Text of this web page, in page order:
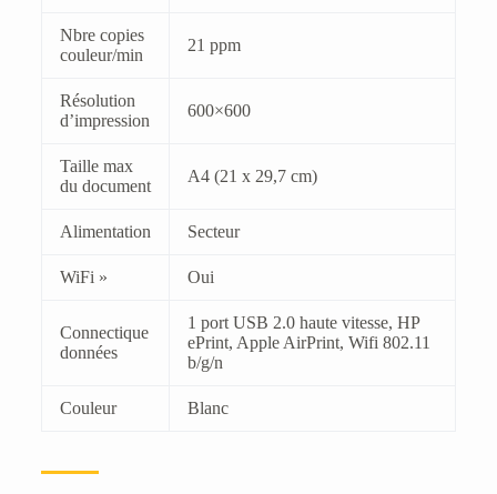
Nbre copies
couleur/min
21 ppm
Résolution
d’impression
600×600
Taille max
du document
A4 (21 x 29,7 cm)
Alimentation Secteur
WiFi » Oui
Connectique
données
1 port USB 2.0 haute vitesse, HP
ePrint, Apple AirPrint, Wifi 802.11
b/g/n
Couleur Blanc